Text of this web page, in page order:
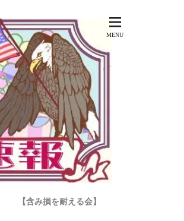
【含み損を耐える会】